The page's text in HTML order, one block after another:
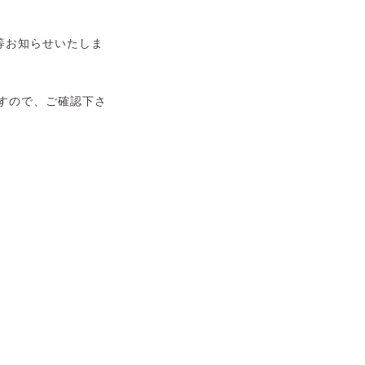
知らせいたしま
ので、ご確認下さ